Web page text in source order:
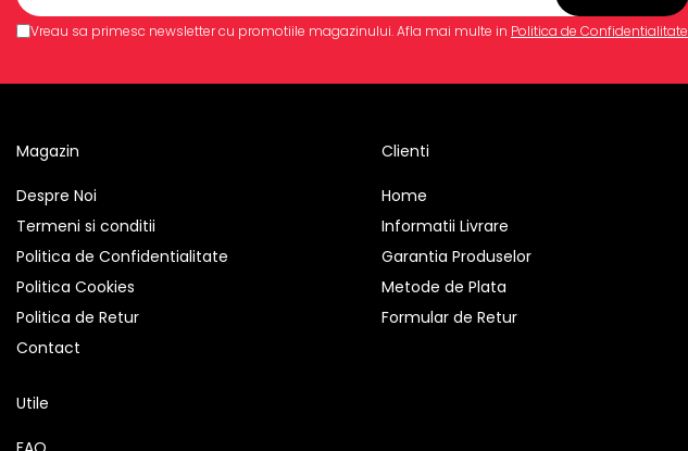
Accesorii imprimante 3D
Filament imprimanta 3D
Laptopuri
Laptopuri gaming
Laptop-uri 2 in 1
Mini PC AI
Desktop PC
Vreau sa primesc newsletter cu promotiile magazinului. Afla mai multe in Politica de Confidentialitate
Magazin
Despre Noi
Termeni si conditii
Politica de Confidentialitate
Politica Cookies
Politica de Retur
Contact
Utile
Clienti
Home
Informatii Livrare
Garantia Produselor
Metode de Plata
Formular de Retur